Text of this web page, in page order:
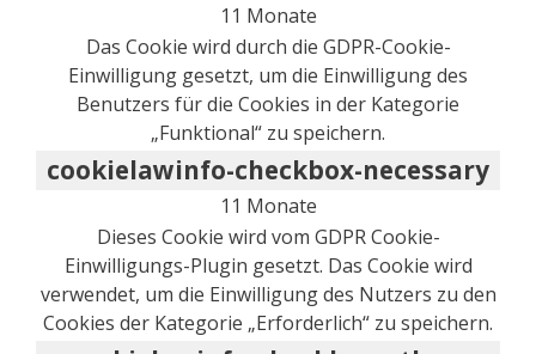
11 Monate
Das Cookie wird durch die GDPR-Cookie-
Einwilligung gesetzt, um die Einwilligung des
Benutzers für die Cookies in der Kategorie
„Funktional“ zu speichern.
cookielawinfo-checkbox-necessary
11 Monate
Dieses Cookie wird vom GDPR Cookie-
Einwilligungs-Plugin gesetzt. Das Cookie wird
verwendet, um die Einwilligung des Nutzers zu den
Cookies der Kategorie „Erforderlich“ zu speichern.